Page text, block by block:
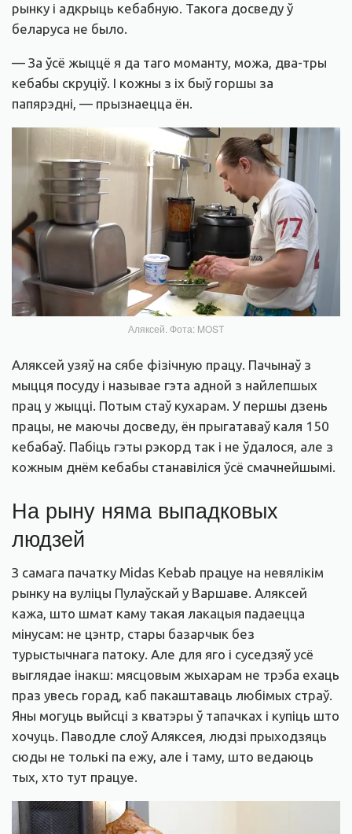
рынку і адкрыць кебабную. Такога досведу ў
беларуса не было.
— За ўсё жыццё я да таго моманту, можа, два-тры
кебабы скруціў. І кожны з іх быў горшы за
папярэдні, — прызнаецца ён.
Аляксей. Фота: MOST
Аляксей узяў на сябе фізічную працу. Пачынаў з
мыцця посуду і называе гэта адной з найлепшых
прац у жыцці. Потым стаў кухарам. У першы дзень
працы, не маючы досведу, ён прыгатаваў каля 150
кебабаў. Пабіць гэты рэкорд так і не ўдалося, але з
кожным днём кебабы станавіліся ўсё смачнейшымі.
На рыну няма выпадковых
людзей
З самага пачатку Midas Kebab працуе на невялікім
рынку на вуліцы Пулаўскай у Варшаве. Аляксей
кажа, што шмат каму такая лакацыя падаецца
мінусам: не цэнтр, стары базарчык без
турыстычнага патоку. Але для яго і суседзяў усё
выглядае інакш: мясцовым жыхарам не трэба ехаць
праз увесь горад, каб пакаштаваць любімых страў.
Яны могуць выйсці з кватэры ў тапачках і купіць што
хочуць. Паводле слоў Аляксея, людзі прыходзяць
сюды не толькі па ежу, але і таму, што ведаюць
тых, хто тут працуе.